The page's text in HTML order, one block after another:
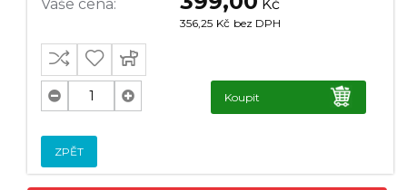
Vaše cena: Kč
356,25 Kč bez DPH
Koupit
ZPĚT